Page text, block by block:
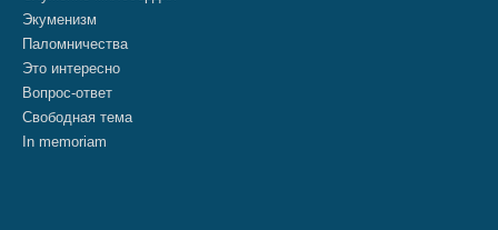
Экуменизм
Паломничества
Это интересно
Вопрос-ответ
Свободная тема
In memoriam